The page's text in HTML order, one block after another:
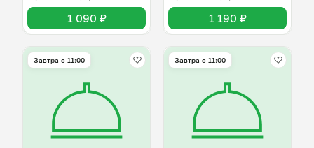
1 090 ₽ 1 190 ₽
Завтра c 11:00 Завтра c 11:00